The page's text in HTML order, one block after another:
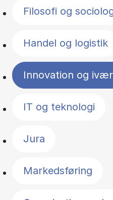
Filosofi og
Handel og logistik
Innovation og
IT og teknologi
Jura
Markedsføring